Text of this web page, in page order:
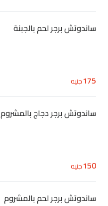
ساندوتش برجر لحم بالجبنة
175جنيه
ساندوتش برجر دجاج بالمشروم
150جنيه
ساندوتش برجر لحم بالمشروم